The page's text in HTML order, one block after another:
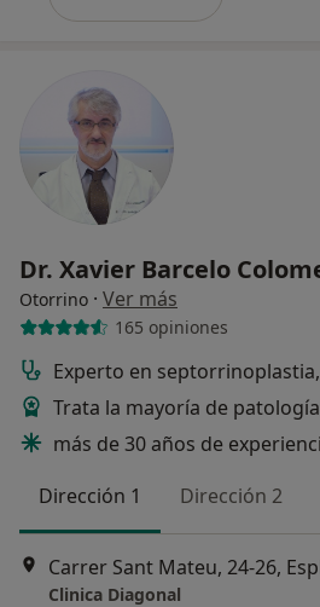
Dr. Xavier Barcelo
Otorrino · Ver más
165 opiniones
Experto en
Trata la mayoría de
más de 30 años de
Dirección 1
Dirección 2
Clinica Diagonal